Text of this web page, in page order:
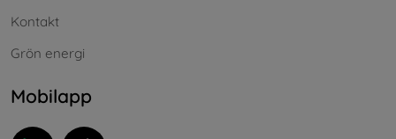
Kontakt
Grön energi
Mobilapp